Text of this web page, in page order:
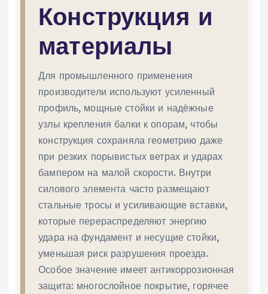
Конструкция и
материалы
Для промышленного применения
производители используют усиленный
профиль, мощные стойки и надёжные
узлы крепления балки к опорам, чтобы
конструкция сохраняла геометрию даже
при резких порывистых ветрах и ударах
бампером на малой скорости. Внутри
силового элемента часто размещают
стальные тросы и усиливающие вставки,
которые перераспределяют энергию
удара на фундамент и несущие стойки,
уменьшая риск разрушения проезда.
Особое значение имеет антикоррозионная
защита: многослойное покрытие, горячее